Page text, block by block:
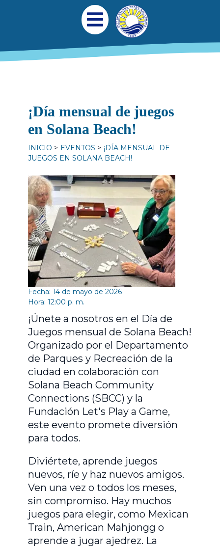
Pasar al contenido principalNavegación
Abrir menú móvil
¡Día mensual de juegos
en Solana Beach!
INICIO EVENTOS
¡DÍA MENSUAL DE
JUEGOS EN SOLANA BEACH!
Fecha: 14 de mayo de 2026
Hora: 12:00 p. m.
¡Únete a nosotros en el Día de
Juegos mensual de Solana Beach!
Organizado por el Departamento
de Parques y Recreación de la
ciudad en colaboración con
Solana Beach Community
Connections (SBCC) y la
Fundación Let's Play a Game,
este evento promete diversión
para todos.
Diviértete, aprende juegos
nuevos, ríe y haz nuevos amigos.
Ven una vez o todos los meses,
sin compromiso. Hay muchos
juegos para elegir, como Mexican
Train, American Mahjongg o
aprende a jugar ajedrez. La